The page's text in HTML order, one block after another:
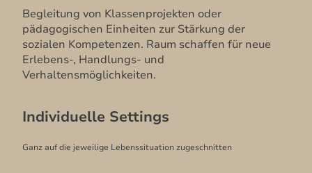
Begleitung von Klassenprojekten oder
pädagogischen Einheiten zur Stärkung der
sozialen Kompetenzen. Raum schaffen für neue
Erlebens-, Handlungs- und
Verhaltensmöglichkeiten.
Individuelle Settings
Ganz auf die jeweilige Lebenssituation zugeschnitten